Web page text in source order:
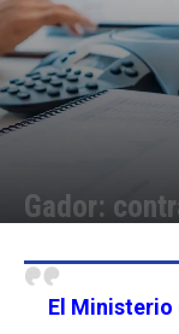
Gador:
El Ministerio